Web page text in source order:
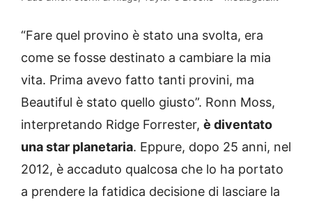
“Fare quel provino è stato una svolta, era
come se fosse destinato a cambiare la mia
vita. Prima avevo fatto tanti provini, ma
Beautiful è stato quello giusto”. Ronn Moss,
interpretando Ridge Forrester, è diventato
una star planetaria. Eppure, dopo 25 anni, nel
2012, è accaduto qualcosa che lo ha portato
a prendere la fatidica decisione di lasciare la